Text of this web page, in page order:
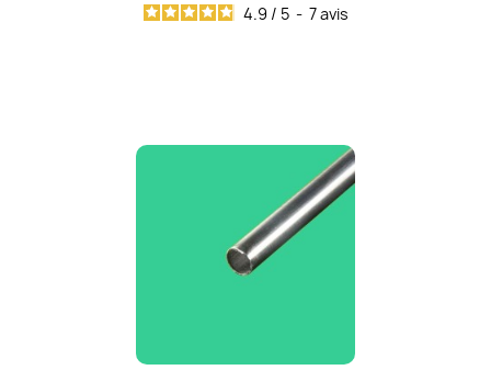
4.9 / 5 - 7avis